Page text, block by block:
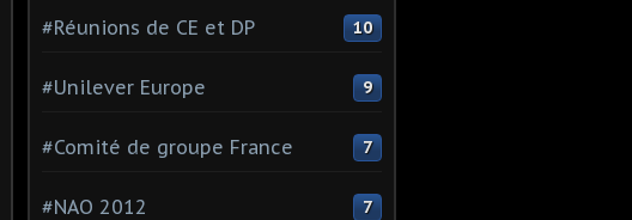
#Réunions de CE et DP 10
#Unilever Europe 9
#Comité de groupe France 7
#NAO 2012 7